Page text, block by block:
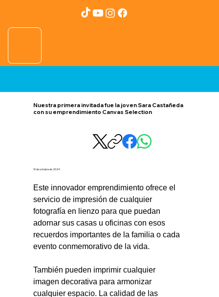
Nuestra primera invitada fue la joven Sara Castañeda
con su emprendimiento Canvas Selection
10 de octubre de 2024
Este innovador emprendimiento ofrece el
servicio de impresión de cualquier
fotografía en lienzo para que puedan
adornar sus casas u oficinas con esos
recuerdos importantes de la familia o cada
evento conmemorativo de la vida.
También pueden imprimir cualquier
imagen decorativa para armonizar
cualquier espacio. La calidad de las